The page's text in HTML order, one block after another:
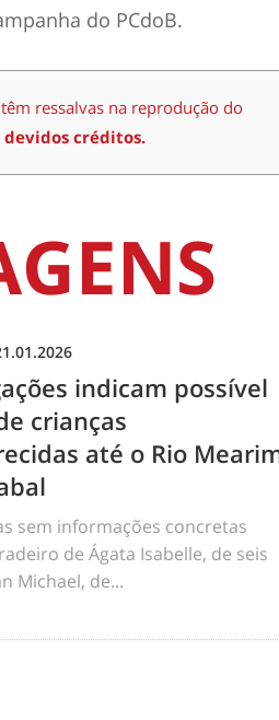
do PCdoB.
ressalvas na reprodução do
devidos créditos.
indicam possível
crianças
até o Rio
sem informações concretas
de Ágata Isabelle, de seis
Michael, de...